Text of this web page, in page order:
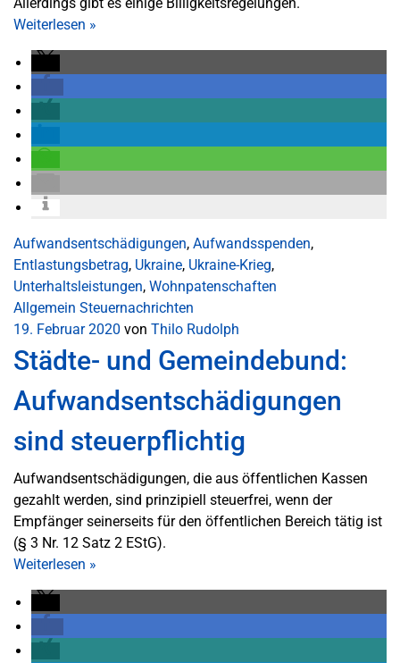
Weiterlesen »
Aufwandsentschädigungen, Aufwandsspenden,
Entlastungsbetrag, Ukraine, Ukraine-Krieg,
Unterhaltsleistungen, Wohnpatenschaften
Allgemein Steuernachrichten
19. Februar 2020 von Thilo Rudolph
Städte- und Gemeindebund:
Aufwandsentschädigungen
sind steuerpflichtig
Aufwandsentschädigungen, die aus öffentlichen Kassen
gezahlt werden, sind prinzipiell steuerfrei, wenn der
Empfänger seinerseits für den öffentlichen Bereich tätig ist
(§ 3 Nr. 12 Satz 2 EStG).
Weiterlesen »